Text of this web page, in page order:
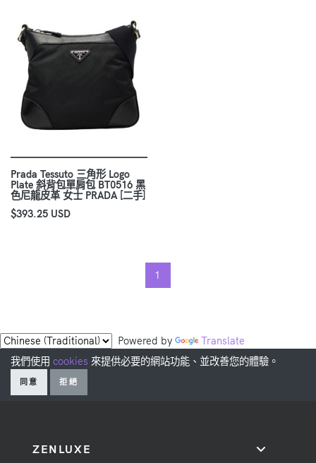
Prada Tessuto 三角形 Logo
Plate 斜背包單肩包 BT0516 黑
色尼龍皮革 女士 PRADA [二手]
$393.25 USD
1
Powered by
Translate
我們使用 cookies 來提供必要的網站功能、並改善您的體驗。
同意 拒絕
ZENLUXE